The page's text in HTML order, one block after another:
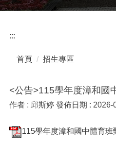
:::
首頁 招生專區
<公告>115學年度漳和國
作者 : 邱斯婷 發佈日期 : 2026-
115學年度漳和國中體育班